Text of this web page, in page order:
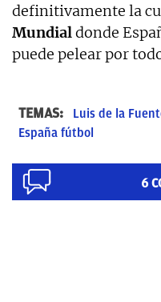
definitivamente la
Mundialdonde
puede pelear por
TEMAS: Luis de la
España fútbol
6